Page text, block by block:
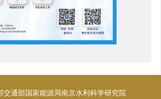
通部国家能源局南京水利科学研究院